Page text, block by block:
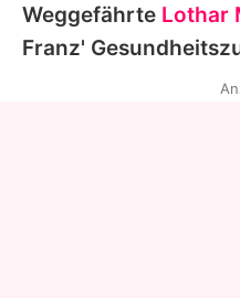
Weggefährte Lothar
Franz'